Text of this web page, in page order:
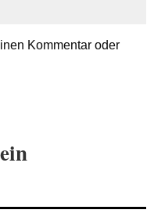
Kommentar oder